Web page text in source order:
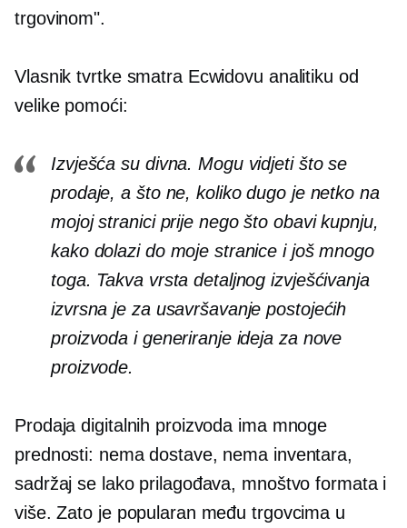
trgovinom".
Vlasnik tvrtke smatra Ecwidovu analitiku od
velike pomoći:
Izvješća su divna. Mogu vidjeti što se
prodaje, a što ne, koliko dugo je netko na
mojoj stranici prije nego što obavi kupnju,
kako dolazi do moje stranice i još mnogo
toga. Takva vrsta detaljnog izvješćivanja
izvrsna je za usavršavanje postojećih
proizvoda i generiranje ideja za nove
proizvode.
Prodaja digitalnih proizvoda ima mnoge
prednosti: nema dostave, nema inventara,
sadržaj se lako prilagođava, mnoštvo formata i
više. Zato je popularan među trgovcima u